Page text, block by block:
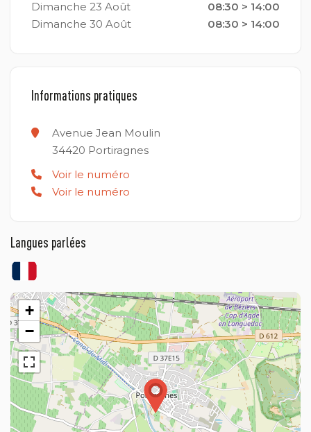
Dimanche 23 Août
08:30 > 14:00
Dimanche 30 Août
08:30 > 14:00
Informations pratiques
Avenue Jean Moulin
34420 Portiragnes
Voir le numéro
Voir le numéro
Langues parlées
+
−